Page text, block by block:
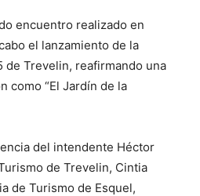
encuentro realizado en
el lanzamiento de la
de Trevelin, reafirmando una
como “El Jardín de la
del intendente Héctor
de Trevelin, Cintia
de Turismo de Esquel,